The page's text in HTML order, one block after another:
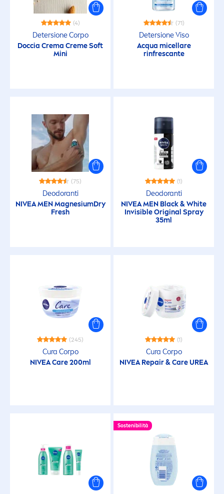
Cura del Bambino
Deodoranti Roll-On (Uomo)
Deodoranti Spray
Deodoranti Spray (Uomo)
Deodoranti Stick
Detersione Bambino
Doposole
Formati da viaggio (Solari Viso)
Formati viaggio (Corpo)
(4)
Detersione Corpo
Doccia Crema CremeSoft
Mini
(71)
Detersione Viso
Acqua micellare
rinfrescante
(75)
Deodoranti
NIVEA MENMagnesiumDry
Fresh
(1)
Deodoranti
NIVEAMEN Black&White
InvisibleOriginal Spray
35ml
(245)
Cura Corpo
NIVEA Care200ml
(1)
Cura Corpo
NIVEA Repair&CareUREA
Sostenibilità